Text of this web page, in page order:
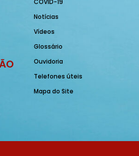
COVID-19
Notícias
Vídeos
Glossário
Ouvidoria
Telefones úteis
Mapa do Site